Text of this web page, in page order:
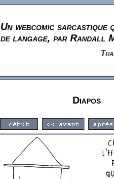
Un webcomic sarcastique
de langage, par Randall
Diapos